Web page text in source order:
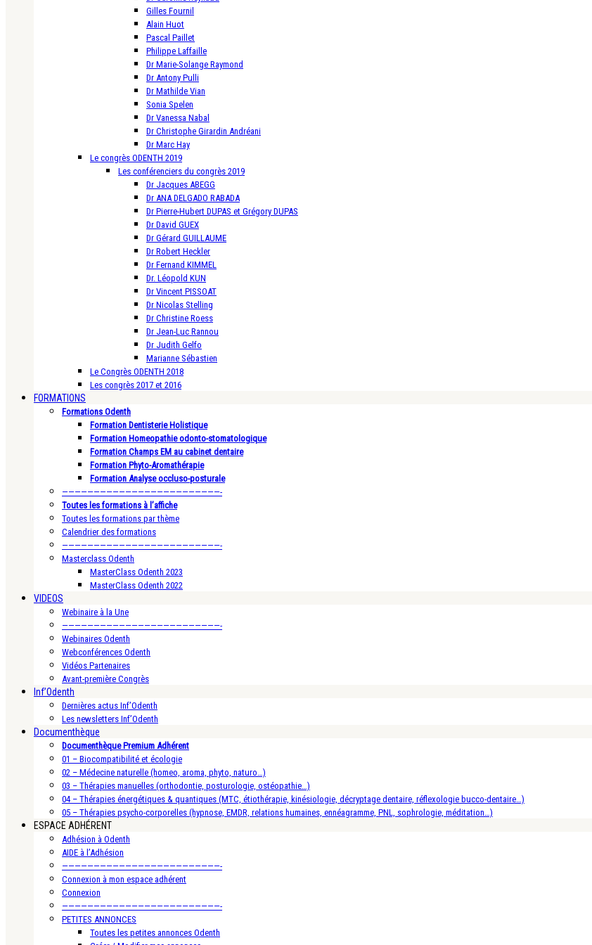
Gilles Fournil
Alain Huot
Pascal Paillet
Philippe Laffaille
Dr Marie-Solange Raymond
Dr Antony Pulli
Dr Mathilde Vian
Sonia Spelen
Dr Vanessa Nabal
Dr Christophe Girardin Andréani
Dr Marc Hay
Le congrès ODENTH 2019
Les conférenciers du congrès 2019
Dr Jacques ABEGG
Dr ANA DELGADO RABADA
Dr Pierre-Hubert DUPAS et Grégory DUPAS
Dr David GUEX
Dr Gérard GUILLAUME
Dr Robert Heckler
Dr Fernand KIMMEL
Dr. Léopold KUN
Dr Vincent PISSOAT
Dr Nicolas Stelling
Dr Christine Roess
Dr Jean-Luc Rannou
Dr Judith Gelfo
Marianne Sébastien
Le Congrès ODENTH 2018
Les congrès 2017 et 2016
FORMATIONS
Formations Odenth
Formation Dentisterie Holistique
Formation Homeopathie odonto-stomatologique
Formation Champs EM au cabinet dentaire
Formation Phyto-Aromathérapie
Formation Analyse occluso-posturale
—————————————————————————-
Toutes les formations à l’affiche
Toutes les formations par thème
Calendrier des formations
—————————————————————————-
Masterclass Odenth
MasterClass Odenth 2023
MasterClass Odenth 2022
VIDEOS
Webinaire à la Une
—————————————————————————-
Webinaires Odenth
Webconférences Odenth
Vidéos Partenaires
Avant-première Congrès
Inf’Odenth
Dernières actus Inf’Odenth
Les newsletters Inf’Odenth
Documenthèque
Documenthèque Premium Adhérent
01 – Biocompatibilité et écologie
02 – Médecine naturelle (homeo, aroma, phyto, naturo…)
03 – Thérapies manuelles (orthodontie, posturologie, ostéopathie…)
04 – Thérapies énergétiques & quantiques (MTC, étiothérapie, kinésiologie, décryptage dentaire, réflexologie bucco-dentaire…)
05 – Thérapies psycho-corporelles (hypnose, EMDR, relations humaines, ennéagramme, PNL, sophrologie, méditation…)
ESPACE ADHÉRENT
Adhésion à Odenth
AIDE à l’Adhésion
—————————————————————————-
Connexion à mon espace adhérent
Connexion
—————————————————————————-
PETITES ANNONCES
Toutes les petites annonces Odenth